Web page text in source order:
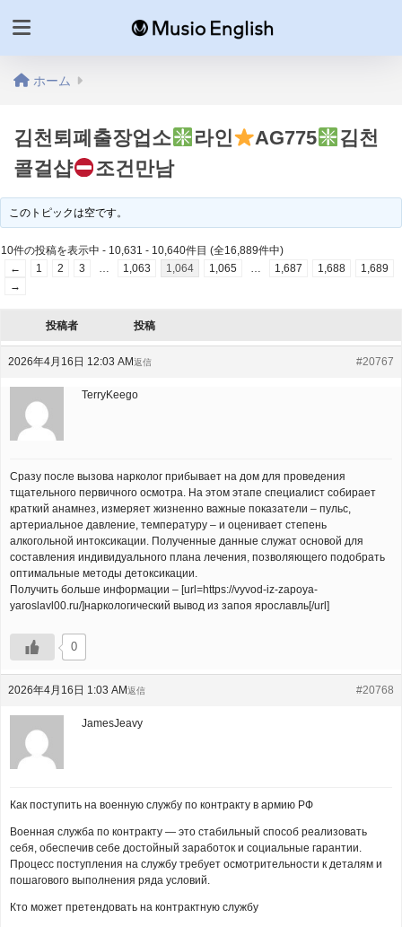
ホーム
김천퇴폐출장업소 라인 AG775
김천
콜걸샵
조건만남
このトピックは空です。
10件の投稿を表示中 - 10,631 - 10,640件目 (全16,889件中)
←
1 2 3 … 1,063 1,064 1,065 … 1,687 1,688
1,689
→
投稿者 投稿
2026年4月16日 12:03 AM #20767
返信
TerryKeego
Сразу после вызова нарколог прибывает на дом для проведения
тщательного первичного осмотра. На этом этапе специалист собирает
краткий анамнез, измеряет жизненно важные показатели – пульс,
артериальное давление, температуру – и оценивает степень
алкогольной интоксикации. Полученные данные служат основой для
составления индивидуального плана лечения, позволяющего подобрать
оптимальные методы детоксикации.
Получить больше информации – [url=https://vyvod-iz-zapoya-
yaroslavl00.ru/]наркологический вывод из запоя ярославль[/url]
0
2026年4月16日 1:03 AM #20768
返信
JamesJeavy
Как поступить на военную службу по контракту в армию РФ
Военная служба по контракту — это стабильный способ реализовать
себя, обеспечив себе достойный заработок и социальные гарантии.
Процесс поступления на службу требует осмотрительности к деталям и
пошагового выполнения ряда условий.
Кто может претендовать на контрактную службу